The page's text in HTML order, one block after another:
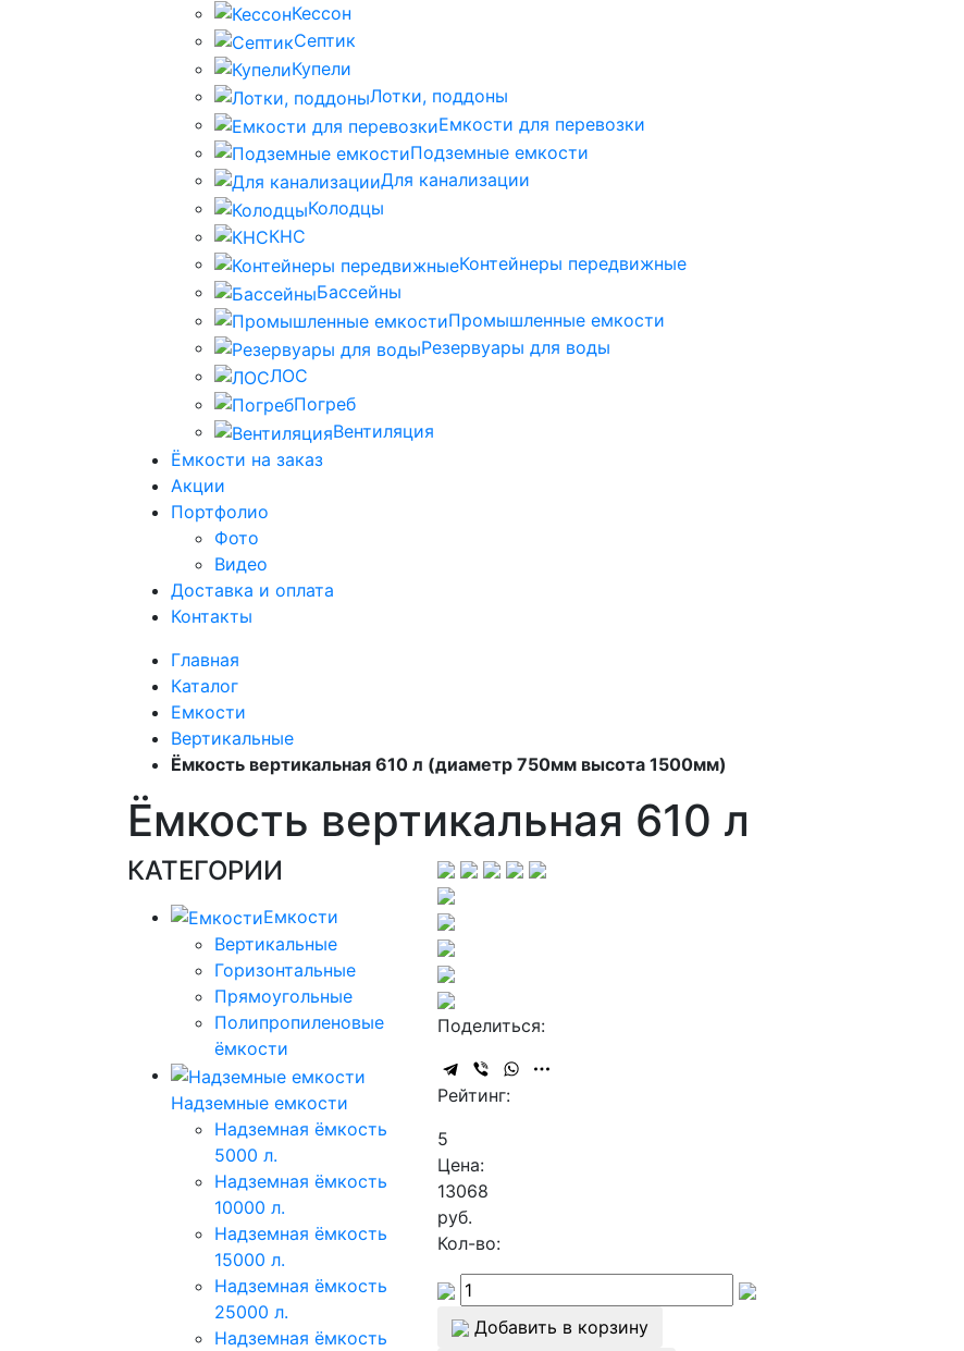
Кессон
Септик
Купели
Лотки, поддоны
Емкости для перевозки
Подземные емкости
Для канализации
Колодцы
КНС
Контейнеры передвижные
Бассейны
Промышленные емкости
Резервуары для воды
ЛОС
Погреб
Вентиляция
Ёмкости на заказ
Акции
Портфолио
Фото
Видео
Доставка и оплата
Контакты
Главная
Каталог
Емкости
Вертикальные
Ёмкость вертикальная 610 л (диаметр 750мм высота 1500мм)
Ёмкость вертикальная 610 л
КАТЕГОРИИ
Емкости
Вертикальные
Горизонтальные
Прямоугольные
Полипропиленовые
ёмкости
Надземные емкости
Надземная ёмкость
5000 л.
Надземная ёмкость
10000 л.
Надземная ёмкость
15000 л.
Надземная ёмкость
25000 л.
Надземная ёмкость
Поделиться:
Рейтинг:
5
Цена:
13068
руб.
Кол-во:
Добавить в корзину